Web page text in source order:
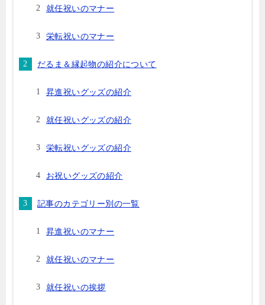
就任祝いのマナー
栄転祝いのマナー
だるま＆縁起物の紹介について
昇進祝いグッズの紹介
就任祝いグッズの紹介
栄転祝いグッズの紹介
お祝いグッズの紹介
記事のカテゴリー別の一覧
昇進祝いのマナー
就任祝いのマナー
就任祝いの挨拶